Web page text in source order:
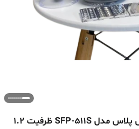
غذاساز ۱۱ کاره سوئیس پلاس مدل SFP-511S ظرفیت ۱.۲